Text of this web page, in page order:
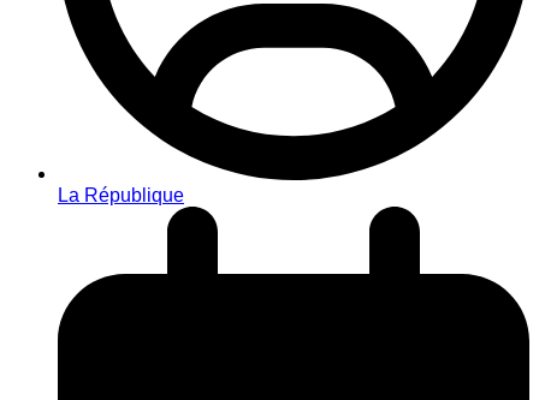
La République